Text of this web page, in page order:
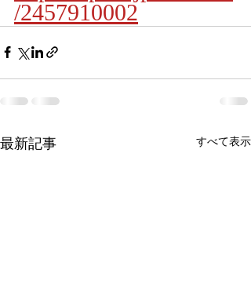
/2457910002
最新記事 すべて表示